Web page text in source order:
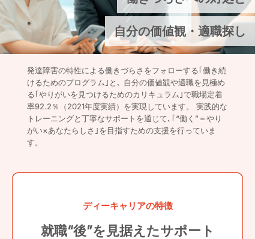
自分の価値観・適職探し
発達障害の特性による働きづらさをフォローする｢働き続
けるためのプログラム｣と､ 自分の価値観や適職を見極め
る｢やりがいを見つけるためのカリキュラム｣で職場定着
率92.2％（2021年度実績）を実現しています。 実践的な
トレーニングと丁寧なサポートを通じて､｢“働く”＝やり
がい×あなたらしさ｣を目指すための支援を行っていま
す。
ディーキャリアの特徴
就職“後”を見据えたサポート